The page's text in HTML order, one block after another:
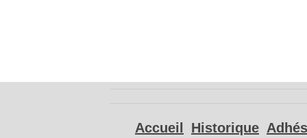
Accueil Historique